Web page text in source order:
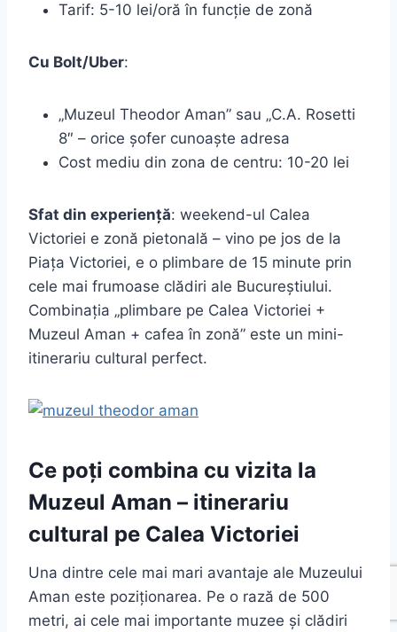
Tarif: 5-10 lei/oră în funcție de zonă
Cu Bolt/Uber:
„Muzeul Theodor Aman” sau „C.A. Rosetti
8″ – orice șofer cunoaște adresa
Cost mediu din zona de centru: 10-20 lei
Sfat din experiență: weekend-ul Calea
Victoriei e zonă pietonală – vino pe jos de la
Piața Victoriei, e o plimbare de 15 minute prin
cele mai frumoase clădiri ale Bucureștiului.
Combinația „plimbare pe Calea Victoriei +
Muzeul Aman + cafea în zonă” este un mini-
itinerariu cultural perfect.
Ce poți combina cu vizita la
Muzeul Aman – itinerariu
cultural pe Calea Victoriei
Una dintre cele mai mari avantaje ale Muzeului
Aman este poziționarea. Pe o rază de 500
metri, ai cele mai importante muzee și clădiri